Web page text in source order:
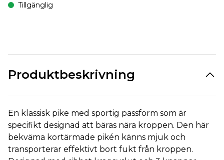
Tillgänglig
Produktbeskrivning
En klassisk pike med sportig passform som är
specifikt designad att bäras nära kroppen. Den här
bekväma kortärmade pikén känns mjuk och
transporterar effektivt bort fukt från kroppen.